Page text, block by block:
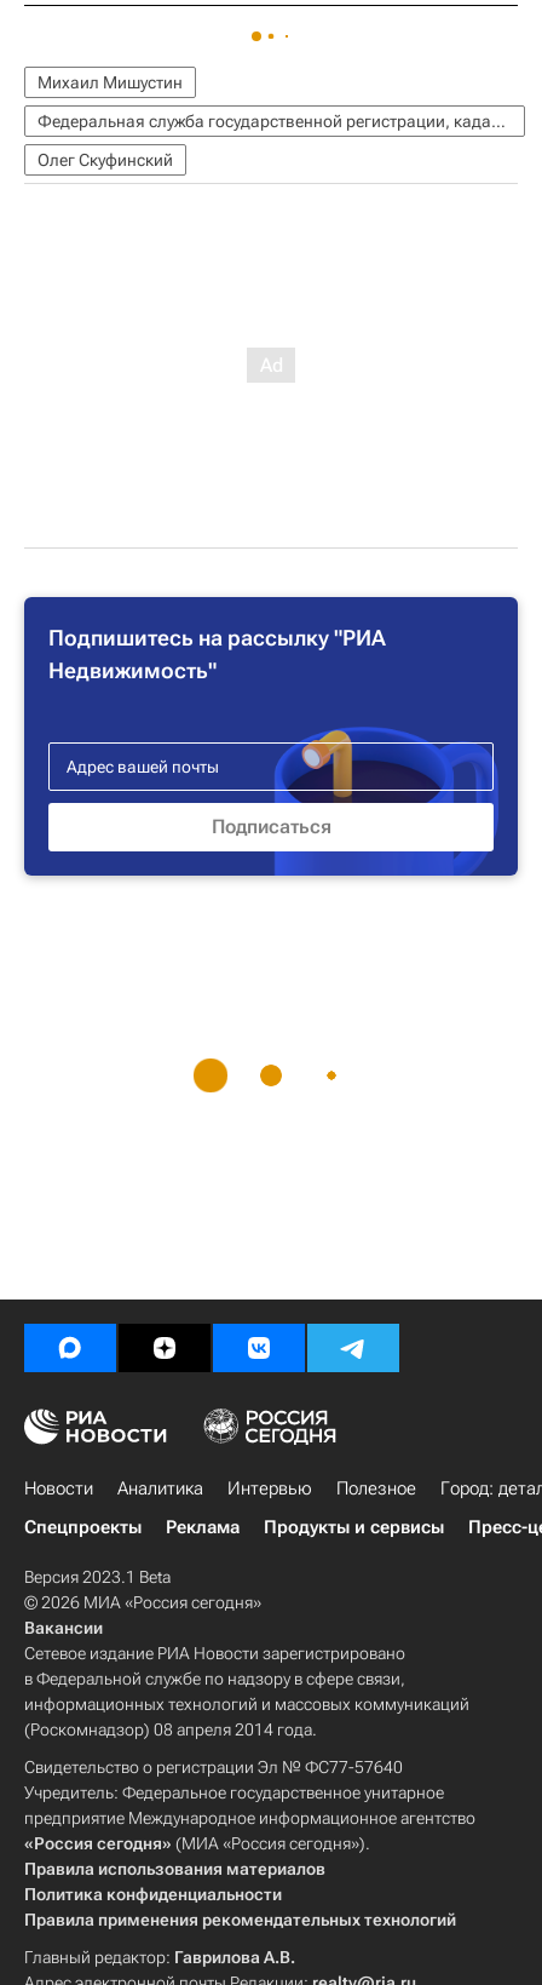
Михаил Мишустин
Федеральная служба государственной регистрации, кадастра и картографии (Росреестр)
Олег Скуфинский
Подпишитесь на рассылку "РИА
Недвижимость"
Новости Аналитика Интервью Полезное
Город:
Спецпроекты
Реклама Продукты и сервисы Пресс-
Версия 2023.1 Beta
© 2026 МИА «Россия сегодня»
Вакансии
Сетевое издание РИА Новости зарегистрировано
в Федеральной службе по надзору в сфере связи,
информационных технологий и массовых коммуникаций
(Роскомнадзор) 08 апреля 2014 года.
Свидетельство о регистрации Эл № ФС77-57640
Учредитель: Федеральное государственное унитарное
предприятие Международное информационное агентство
«Россия сегодня» (МИА «Россия сегодня»).
Правила использования материалов
Политика конфиденциальности
Правила применения рекомендательных технологий
Главный редактор: Гаврилова А.В.